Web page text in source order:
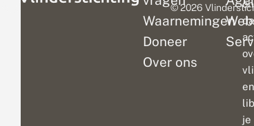
Waarnemingen
Doneer
Over ons
en
je
© 2026